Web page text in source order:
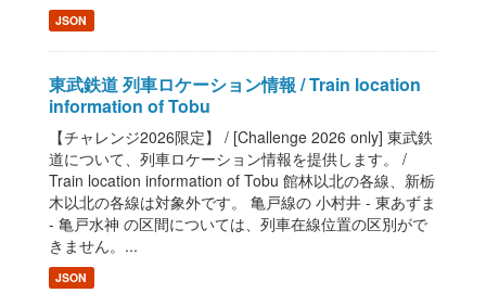
JSON
東武鉄道 列車ロケーション情報 / Train location
information of Tobu
【チャレンジ2026限定】 / [Challenge 2026 only] 東武鉄
道について、列車ロケーション情報を提供します。 /
Train location information of Tobu 館林以北の各線、新栃
木以北の各線は対象外です。 亀戸線の 小村井 - 東あずま
- 亀戸水神 の区間については、列車在線位置の区別がで
きません。...
JSON